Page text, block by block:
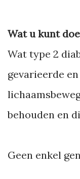
Wat u kunt
Wat type 2
gevarieerde
behouden en
Geen enkel